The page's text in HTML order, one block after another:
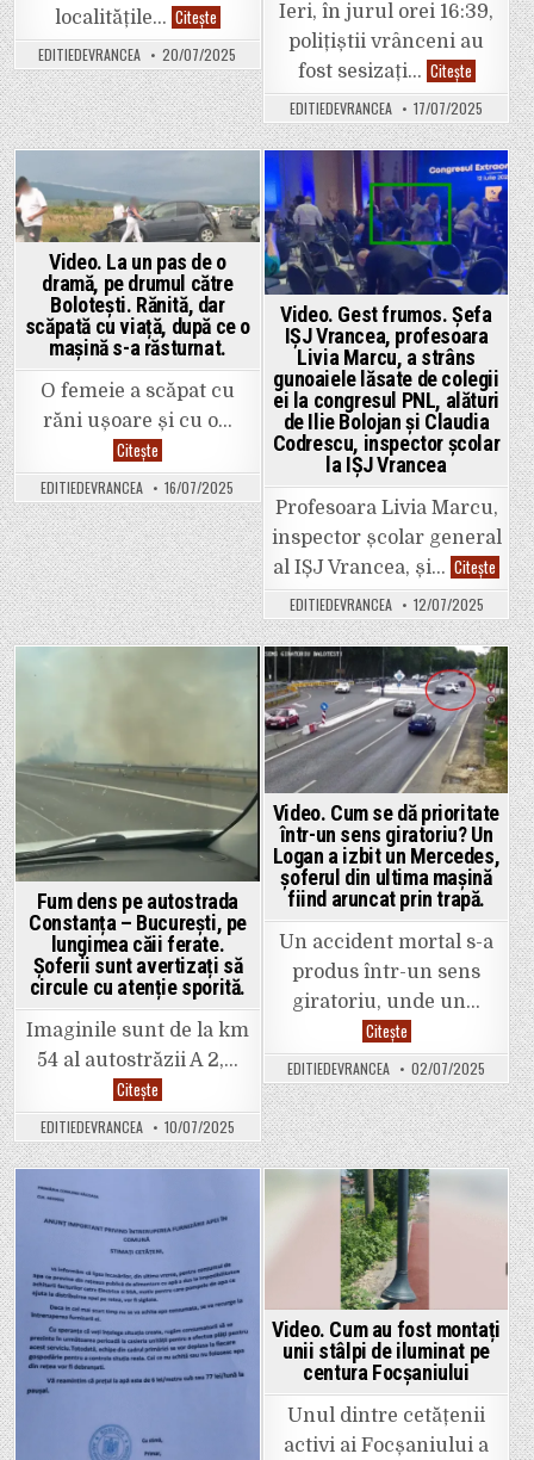
localitățile… CiteșteVideo.
Accident
cu
opt
victime
între
Bizighești
și
Tișița.
Trafic
EDITIEDEVRANCEA 20/07/2025
Ieri, în jurul orei 16:39,
polițiștii vrânceni au
fost sesizați… CiteșteVideo.
Așa
s-
a
produs
accidentul
de
ieri
pe
șoseaua
Vrancei.
Publicăm
imagini
în
premieră.
EDITIEDEVRANCEA 17/07/2025
Posted
in
Video. La un pas de o
dramă, pe drumul către
Bolotești. Rănită, dar
scăpată cu viață, după ce o
mașină s-a răsturnat.
O femeie a scăpat cu
răni ușoare și cu o…
CiteșteVideo.
La
un
pas
de
o
dramă,
pe
drumul
către
Bolotești.
Rănită,
dar
scăpată
a
răsturnat.
EDITIEDEVRANCEA 16/07/2025
Posted
in
Video. Gest frumos. Șefa
IȘJ Vrancea, profesoara
Livia Marcu, a strâns
gunoaiele lăsate de colegii
ei la congresul PNL, alături
de Ilie Bolojan și Claudia
Codrescu, inspector școlar
la IȘJ Vrancea
Profesoara Livia Marcu,
inspector școlar general
al IȘJ Vrancea, și… Citește Video.
Gest
Șefa
IȘJ
Livia
a
strâns
lăsate
de
colegii
ei
la
PNL,
alături
de
Ilie
și
școlar
EDITIEDEVRANCEA 12/07/2025
Fum dens pe autostrada
Constanța – București, pe
lungimea căii ferate.
Șoferii sunt avertizați să
circule cu atenție sporită.
Imaginile sunt de la km
54 al autostrăzii A 2,…
CiteșteFum
dens
pe
autostrada
Constanța
–
căii
Șoferii
sunt
avertizați
să
circule
cu
atenție
sporită.
EDITIEDEVRANCEA 10/07/2025
Posted
in
Video. Cum se dă prioritate
într-un sens giratoriu? Un
Logan a izbit un Mercedes,
șoferul din ultima mașină
fiind aruncat prin trapă.
Un accident mortal s-a
produs într-un sens
giratoriu, unde un…
CiteșteVideo.
Cum
se
dă
prioritate
într-
un
sens
giratoriu?
Un
Logan
a
izbit
un
Mercedes,
șoferul
din
ultima
mașină
fiind
aruncat
prin
trapă.
EDITIEDEVRANCEA 02/07/2025
Posted
Video. Cum au fost montați
unii stâlpi de iluminat pe
centura Focșaniului
Unul dintre cetățenii
activi ai Focșaniului a